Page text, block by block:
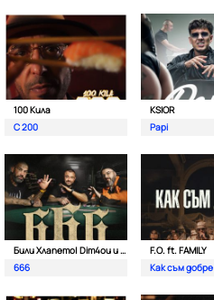
100 Кила
С 200
KSIOR
Papi
Били Хлапето| Dim4ou и Garjoka
666
F.O. ft. FAMILY
Как съм добре